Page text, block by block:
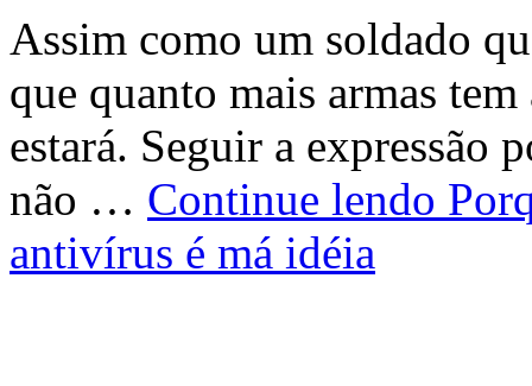
Assim como um soldado
que quanto mais armas
estará. Seguir a expressão
não … Continue lendo
antivírus é má idéia